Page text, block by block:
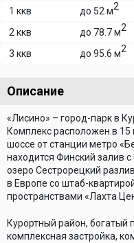
1 ккв
до 52 м2
2 ккв
до 78.7 м2
3 ккв
до 95.6 м2
Описание
«Лисино» – город-парк в
Комплекс расположен в
шоссе от станции метро
находится Финский залив
озеро Сестрорецкий
в Европе со штаб-
пространствами «Лахта
Курортный район, богатый
комплексная застройка,